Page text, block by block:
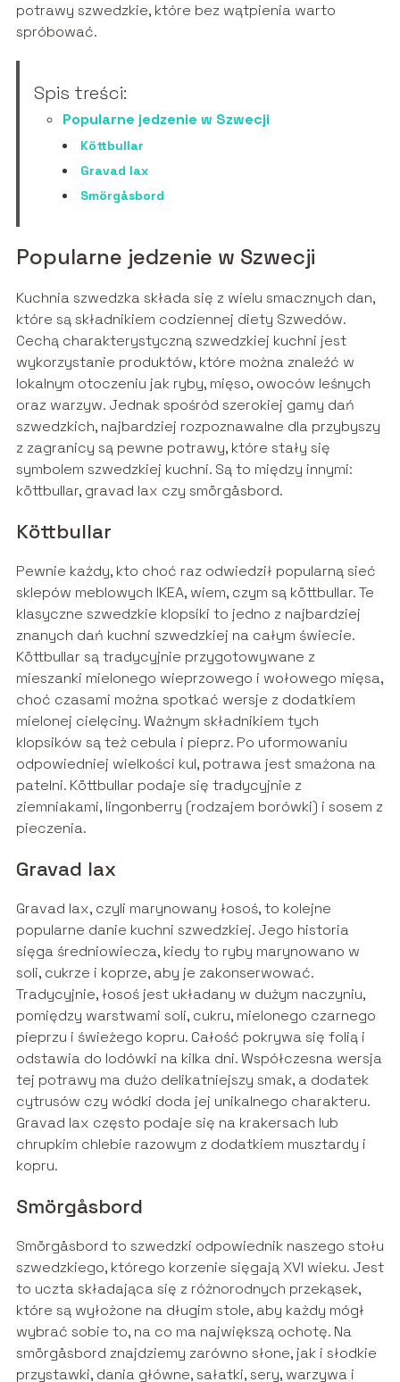
potrawy szwedzkie, które bez wątpienia warto
spróbować.
Spis treści:
Popularne jedzenie w Szwecji
Köttbullar
Gravad lax
Smörgåsbord
Popularne jedzenie w Szwecji
Kuchnia szwedzka składa się z wielu smacznych dan,
które są składnikiem codziennej diety Szwedów.
Cechą charakterystyczną szwedzkiej kuchni jest
wykorzystanie produktów, które można znaleźć w
lokalnym otoczeniu jak ryby, mięso, owoców leśnych
oraz warzyw. Jednak spośród szerokiej gamy dań
szwedzkich, najbardziej rozpoznawalne dla przybyszy
z zagranicy są pewne potrawy, które stały się
symbolem szwedzkiej kuchni. Są to między innymi:
köttbullar, gravad lax czy smörgåsbord.
Köttbullar
Pewnie każdy, kto choć raz odwiedził popularną sieć
sklepów meblowych IKEA, wiem, czym są köttbullar. Te
klasyczne szwedzkie klopsiki to jedno z najbardziej
znanych dań kuchni szwedzkiej na całym świecie.
Köttbullar są tradycyjnie przygotowywane z
mieszanki mielonego wieprzowego i wołowego mięsa,
choć czasami można spotkać wersje z dodatkiem
mielonej cielęciny. Ważnym składnikiem tych
klopsików są też cebula i pieprz. Po uformowaniu
odpowiedniej wielkości kul, potrawa jest smażona na
patelni. Köttbullar podaje się tradycyjnie z
ziemniakami, lingonberry (rodzajem borówki) i sosem z
pieczenia.
Gravad lax
Gravad lax, czyli marynowany łosoś, to kolejne
popularne danie kuchni szwedzkiej. Jego historia
sięga średniowiecza, kiedy to ryby marynowano w
soli, cukrze i koprze, aby je zakonserwować.
Tradycyjnie, łosoś jest układany w dużym naczyniu,
pomiędzy warstwami soli, cukru, mielonego czarnego
pieprzu i świeżego kopru. Całość pokrywa się folią i
odstawia do lodówki na kilka dni. Współczesna wersja
tej potrawy ma dużo delikatniejszy smak, a dodatek
cytrusów czy wódki doda jej unikalnego charakteru.
Gravad lax często podaje się na krakersach lub
chrupkim chlebie razowym z dodatkiem musztardy i
kopru.
Smörgåsbord
Smörgåsbord to szwedzki odpowiednik naszego stołu
szwedzkiego, którego korzenie sięgają XVI wieku. Jest
to uczta składająca się z różnorodnych przekąsek,
które są wyłożone na długim stole, aby każdy mógł
wybrać sobie to, na co ma największą ochotę. Na
smörgåsbord znajdziemy zarówno słone, jak i słodkie
przystawki, dania główne, sałatki, sery, warzywa i